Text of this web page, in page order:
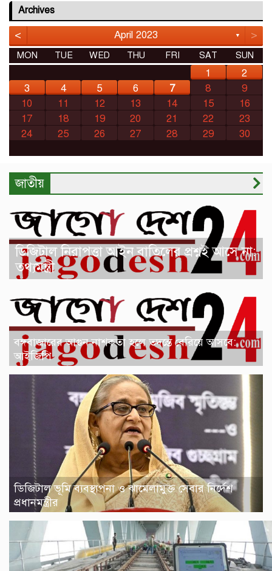
Archives
< April 2023 ▼ >
MON TUE WED THU FRI SAT SUN
1
2
3
4 5 6 7 8
9
10
11 12 13 14 15
16
17
18 19 20 21 22
23
24
25 26 27 28 29 30
জাতীয়
ডিজিটাল নিরাপত্তা আইন বাতিলের প্রশ্নই আসে না:
তথ্যমন্ত্রী
বঙ্গবাজারের আগুন নাশকতা হলে তদন্তে বেরিয়ে আসবে:
আইজিপি
ডিজিটাল ভূমি ব্যবস্থাপনা ও ঝামেলামুক্ত সেবার নির্দেশ
প্রধানমন্ত্রীর